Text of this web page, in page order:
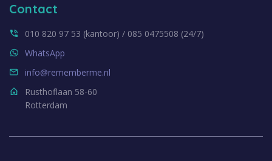
Contact
010 820 97 53 (kantoor) / 085 0475508 (24/7)
WhatsApp
info@rememberme.nl
Rusthoflaan 58-60
Rotterdam